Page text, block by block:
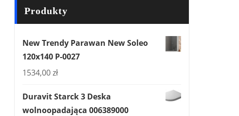
Produkty
New Trendy Parawan New Soleo
120x140 P-0027
1534,00zł
Duravit Starck 3 Deska
wolnoopadająca 006389000